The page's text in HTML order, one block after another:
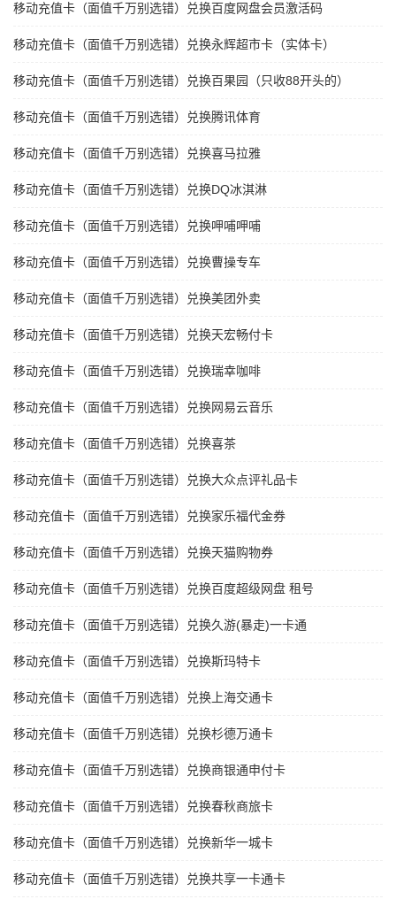
移动充值卡（面值千万别选错）兑换百度网盘会员激活码
移动充值卡（面值千万别选错）兑换永辉超市卡（实体卡）
移动充值卡（面值千万别选错）兑换百果园（只收88开头的）
移动充值卡（面值千万别选错）兑换腾讯体育
移动充值卡（面值千万别选错）兑换喜马拉雅
移动充值卡（面值千万别选错）兑换DQ冰淇淋
移动充值卡（面值千万别选错）兑换呷哺呷哺
移动充值卡（面值千万别选错）兑换曹操专车
移动充值卡（面值千万别选错）兑换美团外卖
移动充值卡（面值千万别选错）兑换天宏畅付卡
移动充值卡（面值千万别选错）兑换瑞幸咖啡
移动充值卡（面值千万别选错）兑换网易云音乐
移动充值卡（面值千万别选错）兑换喜茶
移动充值卡（面值千万别选错）兑换大众点评礼品卡
移动充值卡（面值千万别选错）兑换家乐福代金券
移动充值卡（面值千万别选错）兑换天猫购物券
移动充值卡（面值千万别选错）兑换百度超级网盘 租号
移动充值卡（面值千万别选错）兑换久游(暴走)一卡通
移动充值卡（面值千万别选错）兑换斯玛特卡
移动充值卡（面值千万别选错）兑换上海交通卡
移动充值卡（面值千万别选错）兑换杉德万通卡
移动充值卡（面值千万别选错）兑换商银通申付卡
移动充值卡（面值千万别选错）兑换春秋商旅卡
移动充值卡（面值千万别选错）兑换新华一城卡
移动充值卡（面值千万别选错）兑换共享一卡通卡